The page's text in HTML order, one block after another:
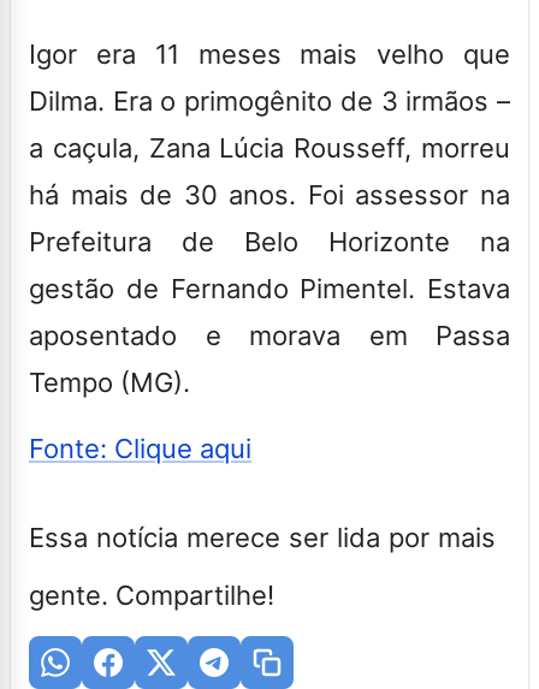
Igor era 11 meses mais velho que
Dilma. Era o primogênito de 3 irmãos –
a caçula, Zana Lúcia Rousseff, morreu
há mais de 30 anos. Foi assessor na
Prefeitura de Belo Horizonte na
gestão de Fernando Pimentel. Estava
aposentado e morava em Passa
Tempo (MG).
Fonte: Clique aqui
Essa notícia merece ser lida por mais
gente. Compartilhe!